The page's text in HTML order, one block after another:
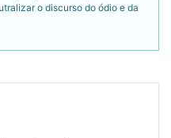
o discurso do ódio e da